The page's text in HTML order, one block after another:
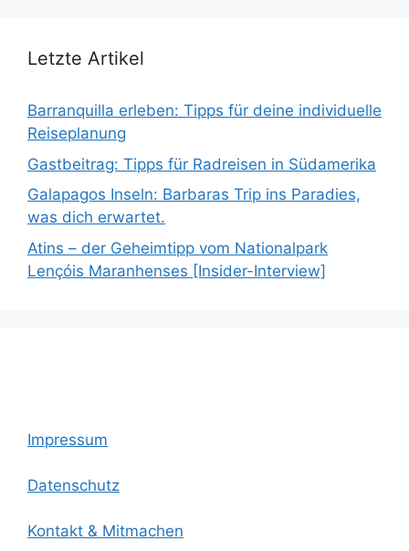
Letzte Artikel
Barranquilla erleben: Tipps für deine individuelle
Reiseplanung
Gastbeitrag: Tipps für Radreisen in Südamerika
Galapagos Inseln: Barbaras Trip ins Paradies,
was dich erwartet.
Atins – der Geheimtipp vom Nationalpark
Lençóis Maranhenses [Insider-Interview]
Impressum
Datenschutz
Kontakt & Mitmachen